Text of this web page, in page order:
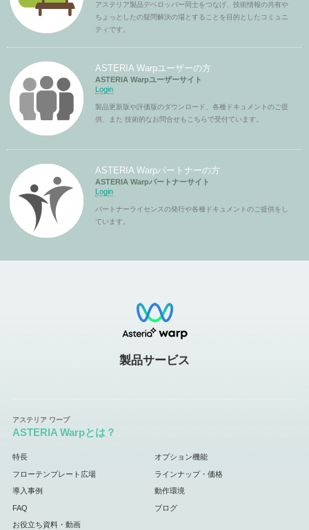
アステリア製品デベロッパー同士をつなげ、技術情報の共有や
ちょっとしたの疑問解決の場とすることを目的としたコミュニ
ティです。
ASTERIA Warpユーザーの方
ASTERIA Warpユーザーサイト
Login
製品更新版や評価版のダウンロード、各種ドキュメントのご提
供、また 技術的なお問合せもこちらで受付ています。
ASTERIA Warpパートナーの方
ASTERIA Warpパートナーサイト
Login
パートナーライセンスの発行や各種ドキュメントのご提供をし
ています。
製品サービス
ASTERIA Warpとは？
特長 オプション機能
フローテンプレート広場 ラインナップ・価格
導入事例 動作環境
FAQ ブログ
お役立ち資料・動画